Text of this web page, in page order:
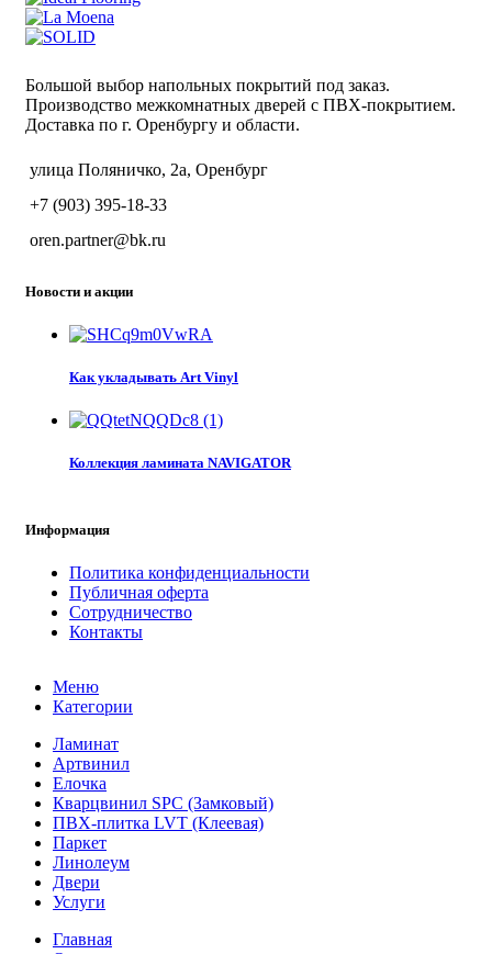
Большой выбор напольных покрытий под заказ.
Производство межкомнатных дверей с ПВХ-покрытием.
Доставка по г. Оренбургу и области.
улица Поляничко, 2а, Оренбург
+7 (903) 395-18-33
oren.partner@bk.ru
Новости и акции
Как укладывать Art Vinyl
Коллекция ламината NAVIGATOR
Информация
Политика конфиденциальности
Публичная оферта
Сотрудничество
Контакты
Меню
Категории
Ламинат
Артвинил
Елочка
Кварцвинил SPC (Замковый)
ПВХ-плитка LVT (Клеевая)
Паркет
Линолеум
Двери
Услуги
Главная